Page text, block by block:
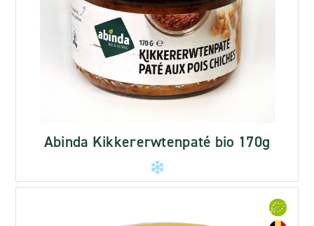
Abinda Kikkererwtenpaté bio 170g